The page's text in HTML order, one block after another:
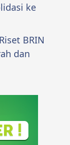
ke
BRIN
dan